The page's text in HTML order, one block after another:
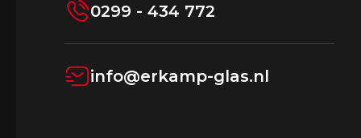
0299 - 434 772
info@erkamp-glas.nl